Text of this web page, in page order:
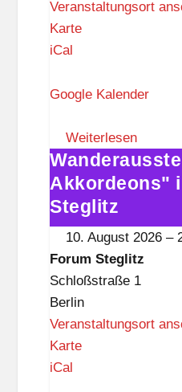
Veranstaltungsort
KarteF
u
S
t
e
g
l
i
t
z
iCal
Google Kalender
Weiterlesen
Wanderausstellung
„600
Akkordeons"
im
Forum
Steglitz
Akkordeons"
Steglitz
10. August 2026 –
Forum Steglitz
Schloßstraße 1
Berlin
Veranstaltungsort
KarteF
iCal